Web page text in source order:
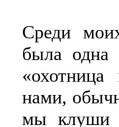
Среди
была одна
нами,
мы клуши